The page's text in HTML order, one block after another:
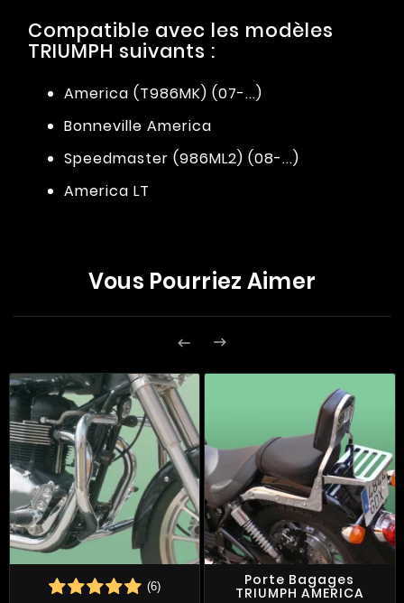
Compatible avec les modèles
TRIUMPH suivants :
America (T986MK) (07-...)
Bonneville America
Speedmaster (986ML2) (08-...)
America LT
Vous Pourriez Aimer
 
(6) Porte Bagages
TRIUMPH AMERICA